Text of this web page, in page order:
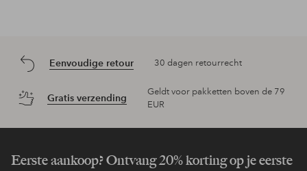
Eenvoudige retour 30 dagen retourrecht
Gratis verzending
Geldt voor pakketten boven de 79
EUR
Eerste aankoop? Ontvang 20% korting op je eerste